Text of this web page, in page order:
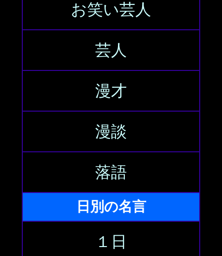
お笑い芸人
芸人
漫才
漫談
落語
日別の名言
１日